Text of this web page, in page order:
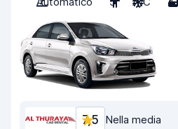
7,5 Nella media